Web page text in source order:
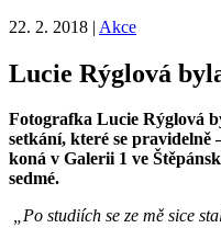
22. 2. 2018 | Akce
Lucie Rýglová
Fotografka Lucie Rýglová
setkání, které se pravidelně
koná v Galerii 1 ve
sedmé.
„Po studiích se ze mě sice